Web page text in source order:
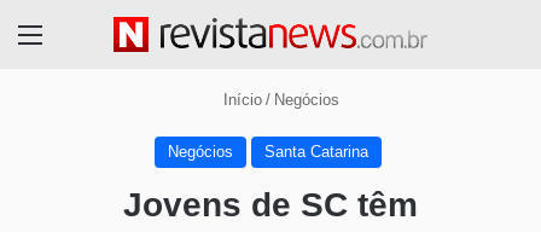
Início / Negócios
Negócios Santa Catarina
Jovens de SC têm